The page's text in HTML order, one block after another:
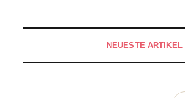
NEUESTE ARTIKEL